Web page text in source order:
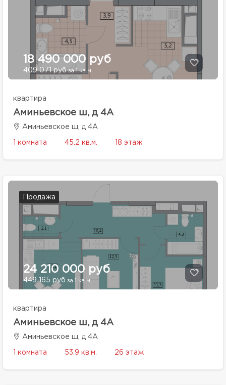
18 490 000 руб
409 071 рубза 1 кв.м.
квартира
Аминьевское ш, д 4А
Аминьевское ш, д 4А
1 комната 45.2 кв.м. 18 этаж
Продажа
24 210 000 руб
449 165 руб за 1 кв.м.
квартира
Аминьевское ш, д 4А
Аминьевское ш, д 4А
1 комната 53.9 кв.м. 26 этаж